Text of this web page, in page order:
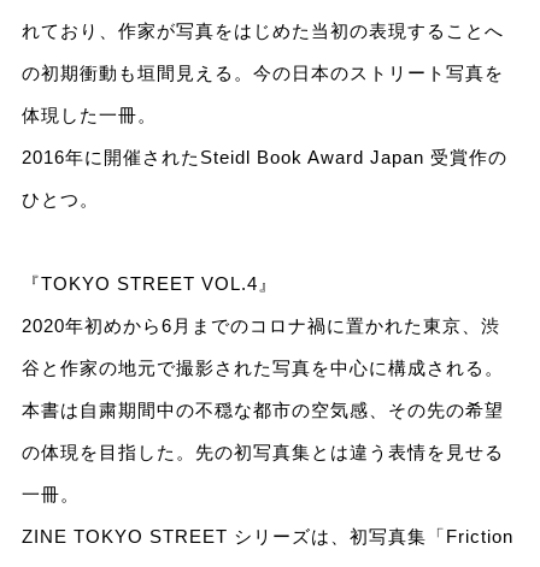
れており、作家が写真をはじめた当初の表現することへ
の初期衝動も垣間見える。今の日本のストリート写真を
体現した一冊。
2016年に開催されたSteidl Book Award Japan 受賞作の
ひとつ。
『TOKYO STREET VOL.4』
2020年初めから6月までのコロナ禍に置かれた東京、渋
谷と作家の地元で撮影された写真を中心に構成される。
本書は自粛期間中の不穏な都市の空気感、その先の希望
の体現を目指した。先の初写真集とは違う表情を見せる
一冊。
ZINE TOKYO STREET シリーズは、初写真集「Friction